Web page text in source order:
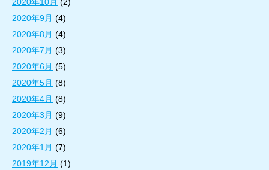
2020年9月 (4)
2020年8月 (4)
2020年7月 (3)
2020年6月 (5)
2020年5月 (8)
2020年4月 (8)
2020年3月 (9)
2020年2月 (6)
2020年1月 (7)
2019年12月 (1)